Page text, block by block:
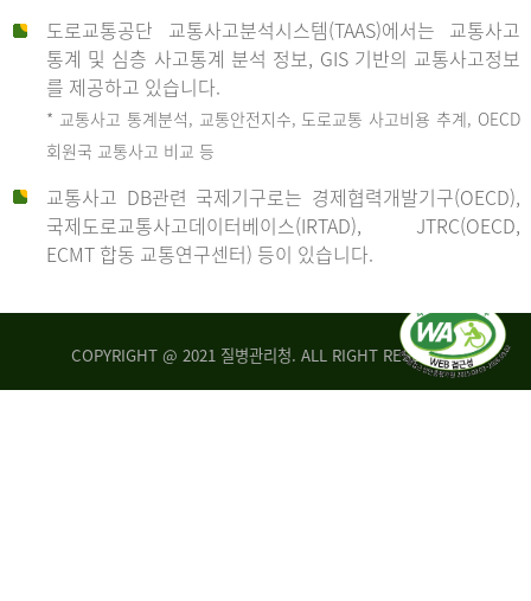
도로교통공단 교통사고분석시스템(TAAS)에서는 교통사고
통계 및 심층 사고통계 분석 정보, GIS 기반의 교통사고정보
를 제공하고 있습니다.
* 교통사고 통계분석, 교통안전지수, 도로교통 사고비용 추계, OECD
회원국 교통사고 비교 등
교통사고 DB관련 국제기구로는 경제협력개발기구(OECD),
국제도로교통사고데이터베이스(IRTAD), JTRC(OECD,
ECMT 합동 교통연구센터) 등이 있습니다.
COPYRIGHT @ 2021 질병관리청. ALL RIGHT RESERVED